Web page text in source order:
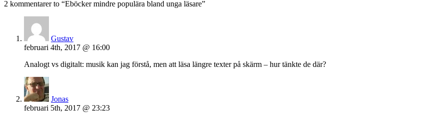
2 kommentarer to “Eböcker mindre populära bland unga läsare”
Gustav
februari 4th, 2017 @ 16:00
Analogt vs digitalt: musik kan jag förstå, men att läsa längre texter på skärm – hur tänkte de där?
Jonas
februari 5th, 2017 @ 23:23